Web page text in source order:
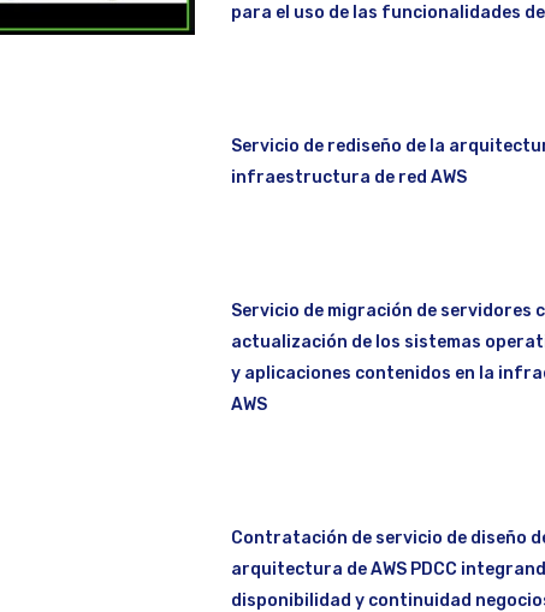
para el uso de las funcionalidades de
Servicio de rediseño de la
infraestructura de red AWS
Servicio de migración de servidores
actualización de los sistemas
y aplicaciones contenidos en la
AWS
Contratación de servicio de diseño
arquitectura de AWS PDCC
disponibilidad y continuidad